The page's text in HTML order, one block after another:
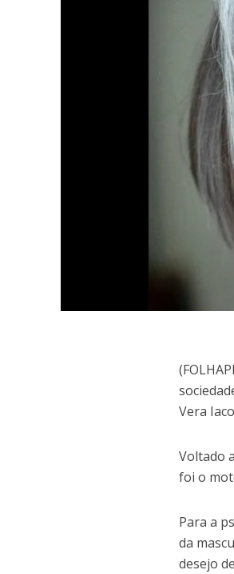
(
Vera
Voltado
foi o
Para a
da
desejo